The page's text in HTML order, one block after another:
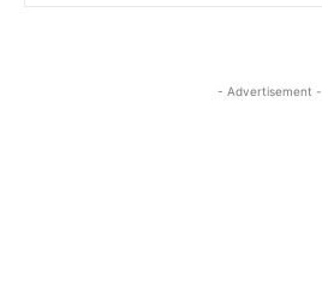
- Advertisement -